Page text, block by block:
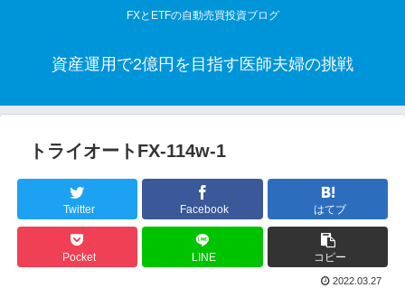
FXとETFの自動売買投資ブログ
資産運用で2億円を目指す医師夫婦の挑戦
トライオートFX-114w-1
Twitter Facebook はてブ
Pocket LINE コピー
2022.03.27